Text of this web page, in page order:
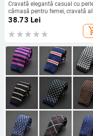
Cravată elegantă casual cu
cămașă pentru femei, cravată
match, stil japonez, cravată în stil
universitar, gratuit pentru
leneșe
38.73 Lei